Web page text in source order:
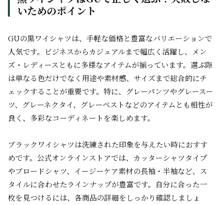
いためのポイント
GUの黒ワイシャツは、手軽な価格と豊富なバリエーションで
人気です。ビジネスからカジュアルまで幅広く活躍し、メン
ズ・レディースともに多様なアイテムが揃っています。選ぶ際
は単なる色だけでなく用途や素材感、サイズまで総合的にチ
ェックすることが重要です。特に、グレーパンツやグレースー
ツ、グレーネクタイ、グレーベストなどのアイテムとも相性が
良く、多彩なコーディネートを楽しめます。
ブラックワイシャツは洗練された印象を与えたい時におすす
めです。公式オンラインストアでは、カッターシャツタイプ
やブロードシャツ、イージーケア素材の長袖・半袖など、ス
タイルに合わせたラインナップが豊富です。自分に合った一
枚を見つけるには、各商品の詳細をしっかり確認しましょ